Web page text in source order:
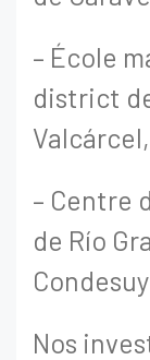
– École
district
– Centre
de Río
Nos